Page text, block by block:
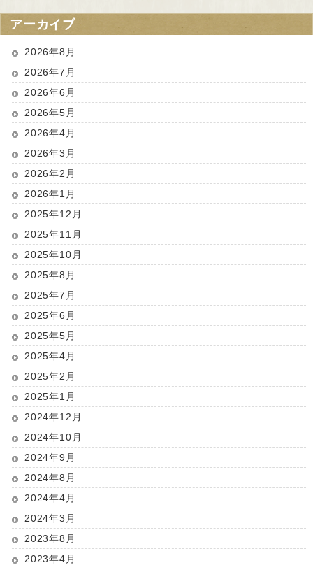
アーカイブ
2026年8月
2026年7月
2026年6月
2026年5月
2026年4月
2026年3月
2026年2月
2026年1月
2025年12月
2025年11月
2025年10月
2025年8月
2025年7月
2025年6月
2025年5月
2025年4月
2025年2月
2025年1月
2024年12月
2024年10月
2024年9月
2024年8月
2024年4月
2024年3月
2023年8月
2023年4月